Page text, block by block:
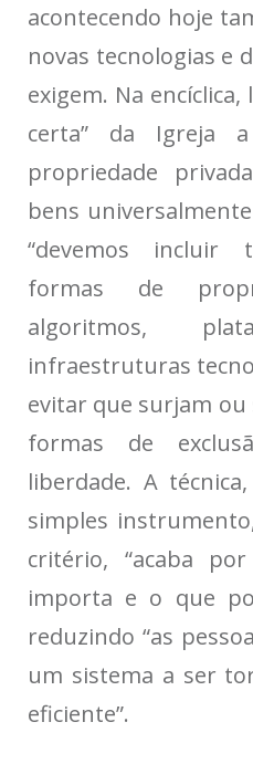
acontecendo hoje
novas tecnologias e
exigem. Na
certa” da Igreja
propriedade
bens
“devemos incluir
formas de
algoritmos,
infraestruturas
evitar que surjam ou
formas de
liberdade. A
simples
critério, “acaba
importa e o que
reduzindo “as
um sistema a ser
eficiente”.